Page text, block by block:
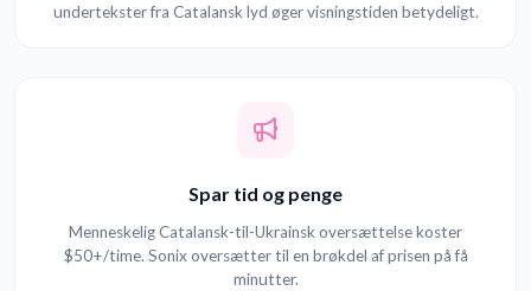
undertekster fra Catalansk lyd øger visningstiden betydeligt.
Spar tid og penge
Menneskelig Catalansk-til-Ukrainsk oversættelse koster
$50+/time. Sonix oversætter til en brøkdel af prisen på få
minutter.